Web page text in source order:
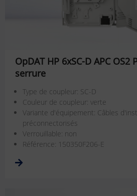
OpDAT HP 6xSC-D APC OS2
serrure
Type de coupleur: SC-D
Couleur de coupleur: verte
Variante d'équipement: Câbles
préconnectorisés
Verrouillable: non
Référence: 150350F206-E